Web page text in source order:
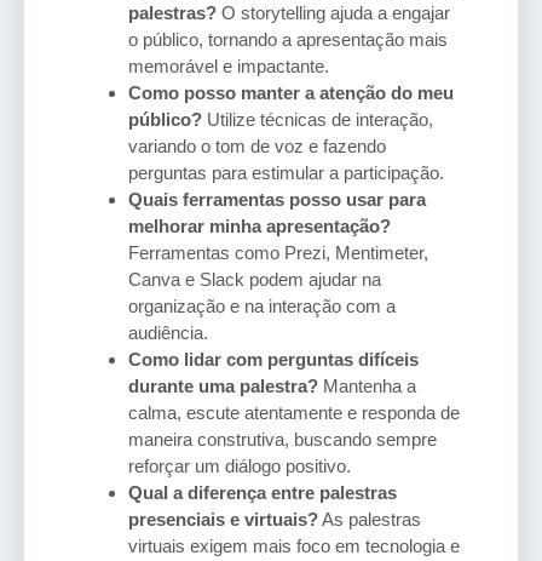
palestras? O storytelling ajuda a engajar
o público, tornando a apresentação mais
memorável e impactante.
Como posso manter a atenção do meu
público? Utilize técnicas de interação,
variando o tom de voz e fazendo
perguntas para estimular a participação.
Quais ferramentas posso usar para
melhorar minha apresentação?
Ferramentas como Prezi, Mentimeter,
Canva e Slack podem ajudar na
organização e na interação com a
audiência.
Como lidar com perguntas difíceis
durante uma palestra? Mantenha a
calma, escute atentamente e responda de
maneira construtiva, buscando sempre
reforçar um diálogo positivo.
Qual a diferença entre palestras
presenciais e virtuais?As palestras
virtuais exigem mais foco em tecnologia e